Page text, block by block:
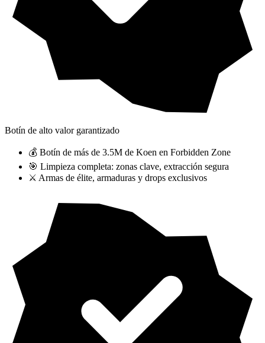
Botín de alto valor garantizado
💰 Botín de más de 3.5M de Koen en Forbidden Zone
🎯 Limpieza completa: zonas clave, extracción segura
⚔️ Armas de élite, armaduras y drops exclusivos